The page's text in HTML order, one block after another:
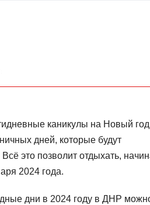
каникулы на Новый
дней, которые будут
это позволит отдыхать,
2024 года.
дни в 2024 году в ДНР